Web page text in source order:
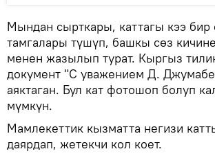
Мындан сырткары, каттагы кээ бир
тамгалары түшүп, башкы сөз
менен жазылып турат. Кыргыз
документ "С уважением Д.
аяктаган. Бул кат фотошоп болуп
мүмкүн.
Мамлекеттик кызматта негизи
даярдап, жетекчи кол коет.